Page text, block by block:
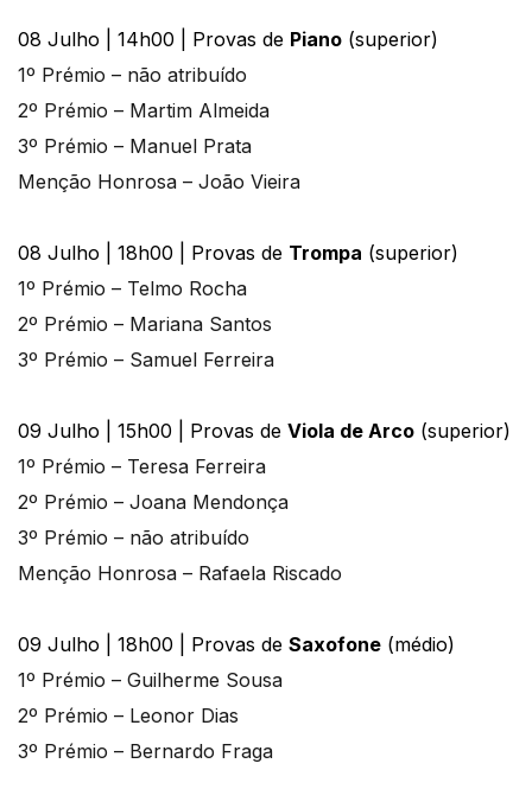
08 Julho | 14h00 | Provas de Piano (superior)
1º Prémio – não atribuído
2º Prémio – Martim Almeida
3º Prémio – Manuel Prata
Menção Honrosa – João Vieira
08 Julho | 18h00 | Provas de Trompa (superior)
1º Prémio – Telmo Rocha
2º Prémio – Mariana Santos
3º Prémio – Samuel Ferreira
09 Julho | 15h00 | Provas de Viola de Arco (superior)
1º Prémio – Teresa Ferreira
2º Prémio – Joana Mendonça
3º Prémio – não atribuído
Menção Honrosa – Rafaela Riscado
09 Julho | 18h00 | Provas de Saxofone (médio)
1º Prémio – Guilherme Sousa
2º Prémio – Leonor Dias
3º Prémio – Bernardo Fraga